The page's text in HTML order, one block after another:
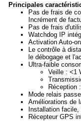
Principales
Pas de frais de
Incrément de
Pas de frais
Watchdog IP
Activation Auto-
Le contrôle à
le débogage et
Ultra-faible
Veille : <1
Réception
Mode relais
Améliorations de
Installation
Récepteur GPS